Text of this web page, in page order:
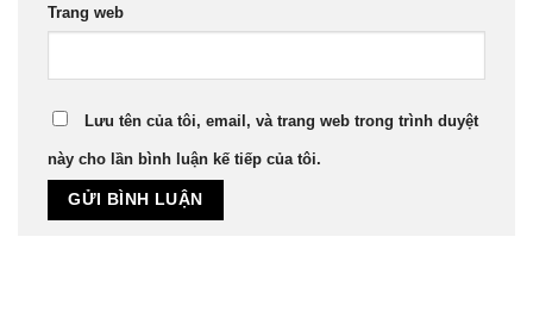
Trang web
Lưu tên của tôi, email, và trang web trong trình duyệt
này cho lần bình luận kế tiếp của tôi.